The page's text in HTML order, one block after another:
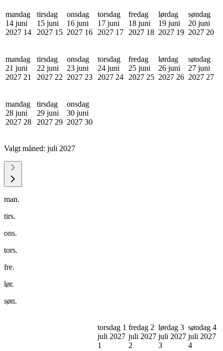
mandag
14 juni
2027 14
tirsdag
15 juni
2027 15
onsdag
16 juni
2027 16
torsdag
17 juni
2027 17
fredag
18 juni
2027 18
lørdag
19 juni
2027 19
søndag
20 juni
2027 20
mandag
21 juni
2027 21
tirsdag
22 juni
2027 22
onsdag
23 juni
2027 23
torsdag
24 juni
2027 24
fredag
25 juni
2027 25
lørdag
26 juni
2027 26
søndag
27 juni
2027 27
mandag
28 juni
2027 28
tirsdag
29 juni
2027 29
onsdag
30 juni
2027 30
Valgt måned: juli 2027
man.
tirs.
ons.
tors.
fre.
lør.
søn.
torsdag 1
juli 2027
1
fredag 2
juli 2027
2
lørdag 3
juli 2027
3
søndag 4
juli 2027
4